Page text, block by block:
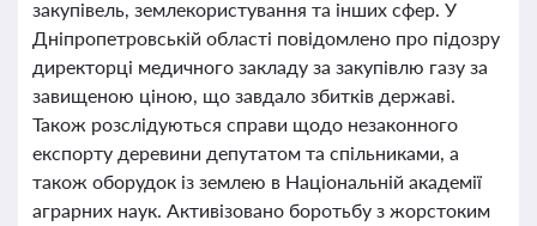
закупівель, землекористування та інших сфер. У
Дніпропетровській області повідомлено про підозру
директорці медичного закладу за закупівлю газу за
завищеною ціною, що завдало збитків державі.
Також розслідуються справи щодо незаконного
експорту деревини депутатом та спільниками, а
також оборудок із землею в Національній академії
аграрних наук. Активізовано боротьбу з жорстоким